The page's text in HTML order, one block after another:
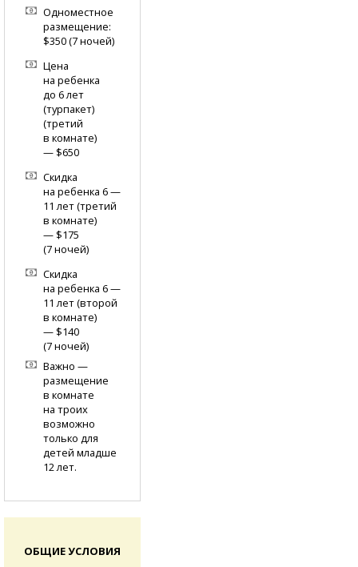
Одноместное
размещение:
$350 (7 ночей)
Цена
на ребенка
до 6 лет
(турпакет)
(третий
в комнате)
— $650
Скидка
на ребенка 6 —
11 лет (третий
в комнате)
— $175
(7 ночей)
Скидка
на ребенка 6 —
11 лет (второй
в комнате)
— $140
(7 ночей)
Важно —
размещение
в комнате
на троих
возможно
только для
детей младше
12 лет.
ОБЩИЕ УСЛОВИЯ